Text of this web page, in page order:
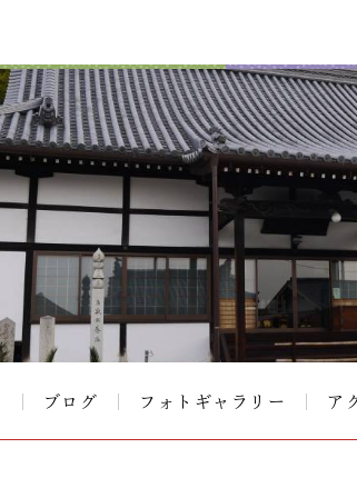
ブログ フォトギャラリー ア